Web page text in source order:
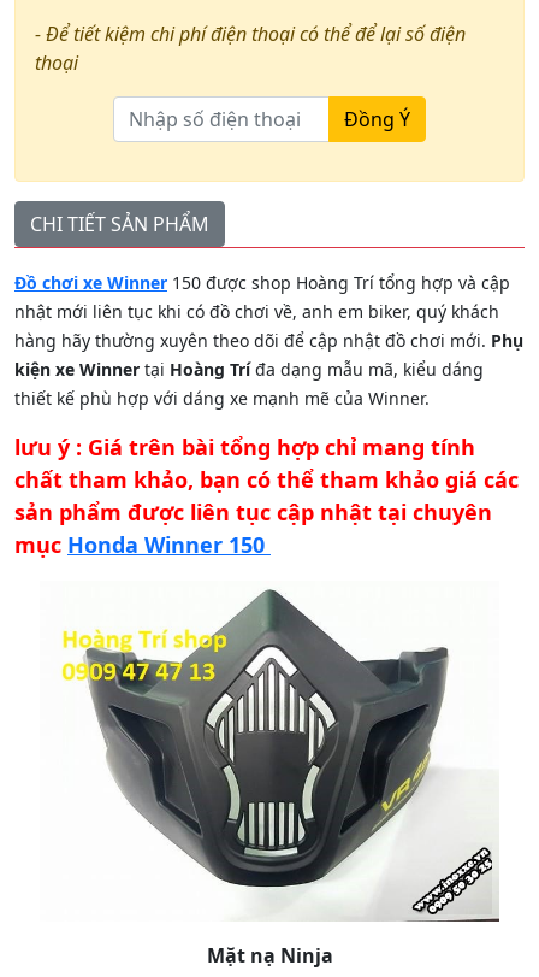
- Để tiết kiệm chi phí điện thoại có thể để lại số điện
thoại
Đồng Ý
CHI TIẾT SẢN PHẨM
Đồ chơi xe Winner 150 được shop Hoàng Trí tổng hợp và cập
nhật mới liên tục khi có đồ chơi về, anh em biker, quý khách
hàng hãy thường xuyên theo dõi để cập nhật đồ chơi mới. Phụ
kiện xe Winner tại Hoàng Tríđa dạng mẫu mã, kiểu dáng
thiết kế phù hợp với dáng xe mạnh mẽ của Winner.
lưu ý : Giá trên bài tổng hợp chỉ mang tính
chất tham khảo, bạn có thể tham khảo giá các
sản phẩm được liên tục cập nhật tại chuyên
mục Honda Winner 150
Mặt nạ Ninja